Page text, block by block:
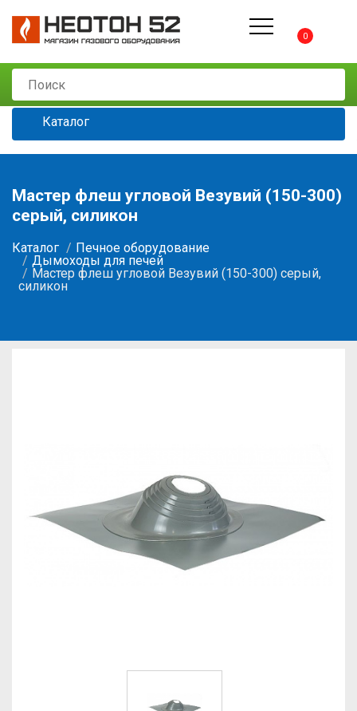
0
Каталог
Мастер флеш угловой Везувий (150-300)
серый, силикон
Каталог
Печное оборудование
Дымоходы для печей
Мастер флеш угловой Везувий (150-300) серый,
силикон